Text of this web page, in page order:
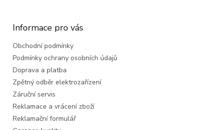
Informace pro vás
Obchodní podmínky
Podmínky ochrany osobních údajů
Doprava a platba
Zpětný odběr elektrozařízení
Záruční servis
Reklamace a vrácení zboží
Reklamační formulář